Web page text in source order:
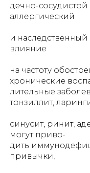
дечно-
аллергический
и наследственный
влияние
на частоту
хронические
лительные
тонзиллит,
синусит, ринит,
могут приво-
дить
привычки,